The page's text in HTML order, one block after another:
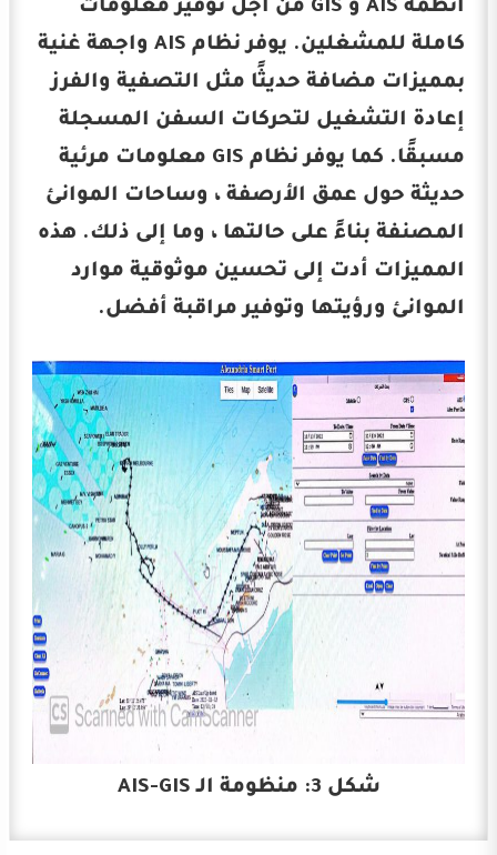
أنظمة AIS و GIS من أجل توفير معلومات
كاملة للمشغلين. يوفر نظام AIS واجهة غنية
بمميزات مضافة حديثًا مثل التصفية والفرز
إعادة التشغيل لتحركات السفن المسجلة
مسبقًا. كما يوفر نظام GIS معلومات مرئية
حديثة حول عمق الأرصفة ، وساحات الموانئ
المصنفة بناءً على حالتها ، وما إلى ذلك. هذه
المميزات أدت إلى تحسين موثوقية موارد
الموانئ ورؤيتها وتوفير مراقبة أفضل.
شكل 3: منظومة الـ AIS-GIS